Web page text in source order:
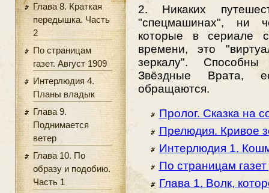
Глава 8. Краткая
передышка. Часть
2
По страницам
газет. Август 1909
Интерлюдия 4.
Планы владык
Глава 9.
Поднимается
ветер
Глава 10. По
образу и подобию.
Часть 1
2. Никаких
"спецмашинах", ни
которые в сериале
времени, это
зеркалу".
Звёздные Врата,
обращаются.
Пролог. Сказка на
Прелюдия. Кривое
Интерлюдия 1.
По страницам
Глава 1. Волк,